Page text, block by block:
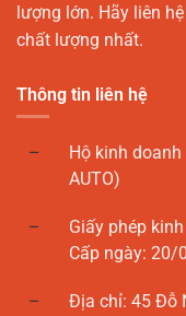
lượng lớn. Hãy liên
chất lượng nhất.
Thông tin liên hệ
Hộ kinh doanh
AUTO)
Giấy phép
Cấp ngày: 20/
Địa chỉ: 45 Đỗ